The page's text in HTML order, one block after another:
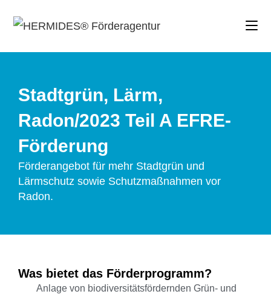
Stadtgrün, Lärm,
Radon/2023 Teil A EFRE-
Förderung
Förderangebot für mehr Stadtgrün und
Lärmschutz sowie Schutzmaßnahmen vor
Radon.
Was bietet das Förderprogramm?
Anlage von biodiversitätsfördernden Grün- und